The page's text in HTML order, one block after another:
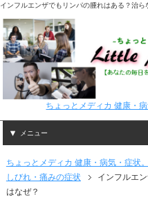
インフルエンザでもリンパの腫れはある？治ら
ちょっとメディカ 健康・
メニュー
ちょっとメディカ 健康・病気・症状
しびれ・痛みの症状
インフルエ
はなぜ？